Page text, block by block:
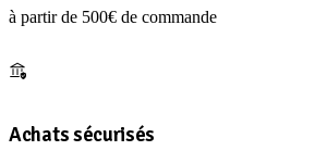
à partir de 500€ de commande
Achats sécurisés